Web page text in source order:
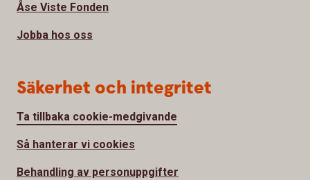
Åse Viste Fonden
Jobba hos oss
Säkerhet och integritet
Ta tillbaka cookie-medgivande
Så hanterar vi cookies
Behandling av personuppgifter